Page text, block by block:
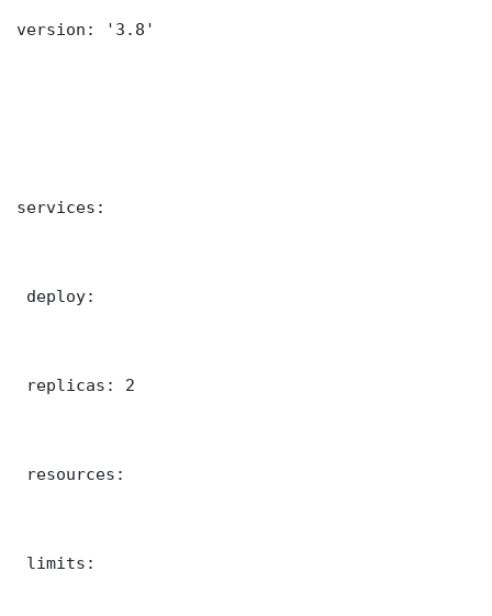
version: '3.8'
services:
deploy:
replicas: 2
resources:
limits: